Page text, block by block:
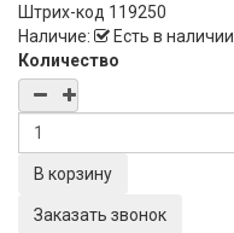
Штрих-код 119250
Наличие:
Есть в наличии
Количество
Заказать звонок